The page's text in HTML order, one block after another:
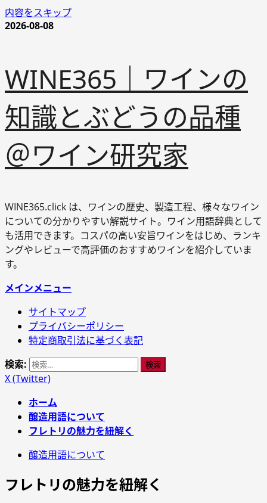
内容をスキップ
2026-08-08
WINE365｜ワインの
知識とぶどうの品種
＠ワイン研究家
WINE365.click は、ワインの歴史、製造工程、様々なワイン
についての分かりやすい解説サイト。ワイン用語辞典として
も活用できます。コスパの高い安旨ワインをはじめ、ランキ
ングやレビューで高評価のおすすめワインを紹介していま
す。
メインメニュー
サイトマップ
プライバシーポリシー
特定商取引法に基づく表記
検索:
X (Twitter)
ホーム
醸造用語について
フレトリの魅力を紐解く
醸造用語について
フレトリの魅力を紐解く